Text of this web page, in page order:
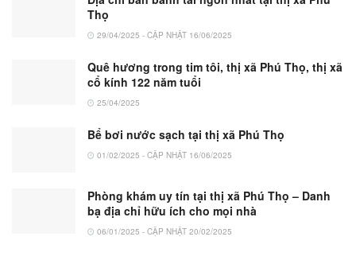
Thọ
29/04/2025 - CẬP NHẬT 16/06/2025
Quê hương trong tim tôi, thị xã Phú Thọ, thị xã
cổ kính 122 năm tuổi
25/04/2025
Bể bơi nước sạch tại thị xã Phú Thọ
01/02/2025 - CẬP NHẬT 16/06/2025
Phòng khám uy tín tại thị xã Phú Thọ – Danh
bạ địa chỉ hữu ích cho mọi nhà
06/01/2025 - CẬP NHẬT 20/02/2025